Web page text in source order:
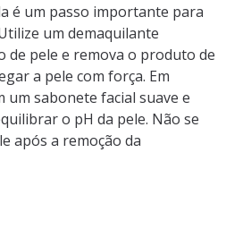
é um passo importante para
um demaquilante
de pele e remova o produto de
a pele com força. Em
um sabonete facial suave e
o pH da pele. Não se
após a remoção da